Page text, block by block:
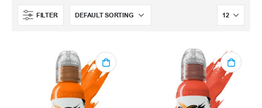
FILTER